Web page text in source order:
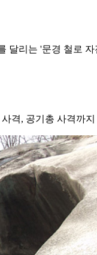
달리는 '문경 철로
격, 공기총 사격까